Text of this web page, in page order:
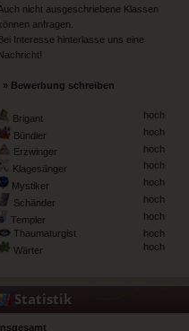
nicht ausgeschriebene Klassen
anfragen.
Interesse hinterlasse uns eine
» Bewerbung schreiben
Brigant
hoch
Bündler
hoch
Erzwinger
hoch
Klagesänger
hoch
Mystiker
hoch
Schänder
hoch
Templer
hoch
Thaumaturgist
hoch
Wärter
hoch
Statistik